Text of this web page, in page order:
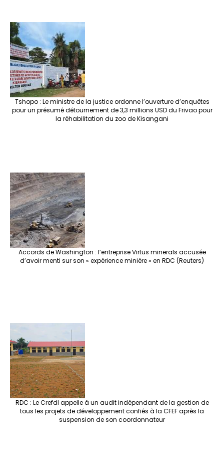
Tshopo : Le ministre de la justice ordonne l’ouverture d’enquêtes
pour un présumé détournement de 3,3 millions USD du Frivao pour
la réhabilitation du zoo de Kisangani
Accords de Washington : l’entreprise Virtus minerals accusée
d’avoir menti sur son « expérience minière » en RDC (Reuters)
RDC : Le Crefdl appelle à un audit indépendant de la gestion de
tous les projets de développement confiés à la CFEF après la
suspension de son coordonnateur